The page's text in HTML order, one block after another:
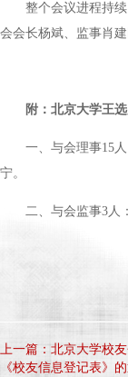
整个会议进程持
会会长杨斌、监事肖
附：北京大学王
一、与会理事15
宁。
二、与会监事3人
上一篇：北京大学校
《校友信息登记表》